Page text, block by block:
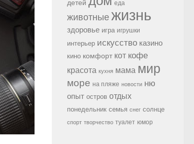
детей
еда
животные жизнь
здоровье игра игрушки
интерьер искусство казино
кино комфорт кот кофе
красота кухня мама мир
море на пляже новости ню
опыт остров отдых
понедельник семья снег солнце
спорт творчество туалет юмор